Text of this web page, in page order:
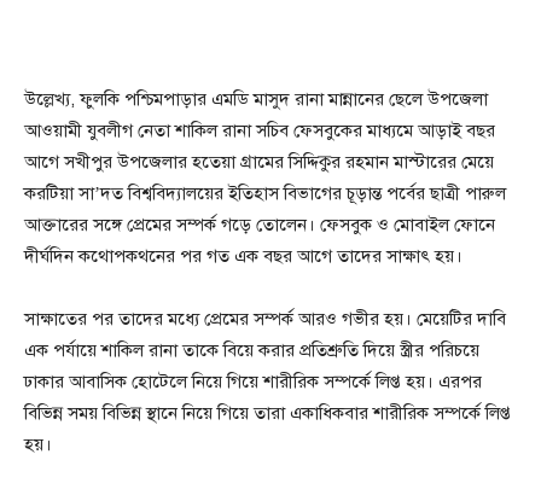
উল্লেখ্য, ফুলকি পশ্চিমপাড়ার এমডি মাসুদ রানা মান্নানের ছেলে উপজেলা
আওয়ামী যুবলীগ নেতা শাকিল রানা সচিব ফেসবুকের মাধ্যমে আড়াই বছর
আগে সখীপুর উপজেলার হতেয়া গ্রামের সিদ্দিকুর রহমান মাস্টারের মেয়ে
করটিয়া সা’দত বিশ্ববিদ্যালয়ের ইতিহাস বিভাগের চূড়ান্ত পর্বের ছাত্রী পারুল
আক্তারের সঙ্গে প্রেমের সম্পর্ক গড়ে তোলেন। ফেসবুক ও মোবাইল ফোনে
দীর্ঘদিন কথোপকথনের পর গত এক বছর আগে তাদের সাক্ষাৎ হয়।
সাক্ষাতের পর তাদের মধ্যে প্রেমের সম্পর্ক আরও গভীর হয়। মেয়েটির দাবি
এক পর্যায়ে শাকিল রানা তাকে বিয়ে করার প্রতিশ্রুতি দিয়ে স্ত্রীর পরিচয়ে
ঢাকার আবাসিক হোটেলে নিয়ে গিয়ে শারীরিক সম্পর্কে লিপ্ত হয়। এরপর
বিভিন্ন সময় বিভিন্ন স্থানে নিয়ে গিয়ে তারা একাধিকবার শারীরিক সম্পর্কে লিপ্ত
হয়।